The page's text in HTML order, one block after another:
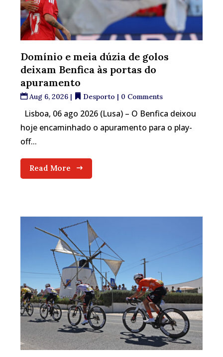
Domínio e meia dúzia de golos
deixam Benfica às portas do
apuramento
Aug 6, 2026 | Desporto | 0 Comments
Lisboa, 06 ago 2026 (Lusa) – O Benfica deixou
hoje encaminhado o apuramento para o play-
off...
Read More